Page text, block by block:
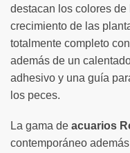
destacan los colores de
crecimiento de las
totalmente completo
además de un
adhesivo y una guía
los peces.
La gama de acuarios
contemporáneo